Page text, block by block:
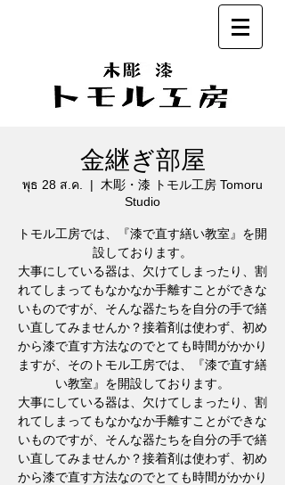
金継ぎ部屋
พุธ 28 ส.ค.
  |
木彫・漆 トモル工房 Tomoru
Studio
トモル工房では、『漆で直す繕い教室』を開
設しております。
大事にしている器は、欠けてしまったり、割
れてしまってもなかなか手離すことができな
いものですが、そんな器たちを自分の手で繕
い直してみませんか？接着剤は使わず、初め
から漆で直す方法なのでとても時間がかかり
ますが、そのトモル工房では、『漆で直す繕
い教室』を開設しております。
大事にしている器は、欠けてしまったり、割
れてしまってもなかなか手離すことができな
いものですが、そんな器たちを自分の手で繕
い直してみませんか？接着剤は使わず、初め
から漆で直す方法なのでとても時間がかかり